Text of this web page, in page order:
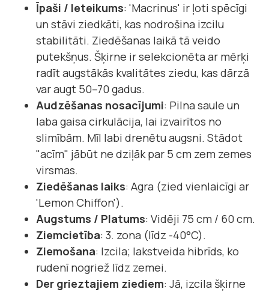
Īpaši / Ieteikums: 'Macrinus' ir ļoti spēcīgi
un stāvi ziedkāti, kas nodrošina izcilu
stabilitāti. Ziedēšanas laikā tā veido
putekšņus. Šķirne ir selekcionēta ar mērķi
radīt augstākās kvalitātes ziedu, kas dārzā
var augt 50–70 gadus.
Audzēšanas nosacījumi: Pilna saule un
laba gaisa cirkulācija, lai izvairītos no
slimībām. Mīl labi drenētu augsni. Stādot
"acīm" jābūt ne dziļāk par 5 cm zem zemes
virsmas.
Ziedēšanas laiks: Agra (zied vienlaicīgi ar
'Lemon Chiffon').
Augstums / Platums: Vidēji 75 cm / 60 cm.
Ziemcietība: 3. zona (līdz -40°C).
Ziemošana: Izcila; lakstveida hibrīds, ko
rudenī nogriež līdz zemei.
Der grieztajiem ziediem: Jā, izcila šķirne